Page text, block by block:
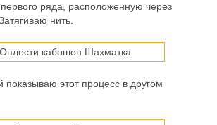
первого ряда, расположенную через
нить.
показываю этот процесс в другом